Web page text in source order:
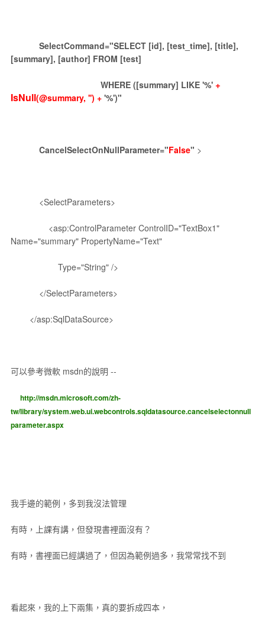
SelectCommand="SELECT [id], [test_time], [title],
[summary], [author] FROM [test]
WHERE ([summary] LIKE '%' +
IsNull(@summary, '') +'%')"
CancelSelectOnNullParameter="False" >
<SelectParameters>
<asp:ControlParameter ControlID="TextBox1"
Name="summary" PropertyName="Text"
Type="String" />
</SelectParameters>
</asp:SqlDataSource>
可以參考微軟 msdn的說明 --
http://msdn.microsoft.com/zh-
tw/library/system.web.ui.webcontrols.sqldatasource.cancelselectonnull
parameter.aspx
我手邊的範例，多到我沒法管理
有時，上課有講，但發現書裡面沒有？
有時，書裡面已經講過了，但因為範例過多，我常常找不到
看起來，我的上下兩集，真的要拆成四本，